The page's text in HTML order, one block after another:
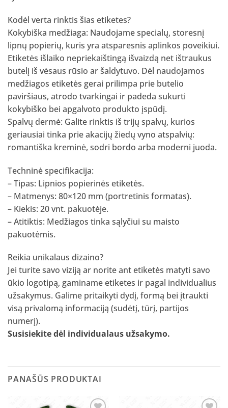
Kodėl verta rinktis šias etiketes?
Kokybiška medžiaga: Naudojame specialų, storesnį
lipnų popierių, kuris yra atsparesnis aplinkos poveikiui.
Etiketės išlaiko nepriekaištingą išvaizdą net ištraukus
butelį iš vėsaus rūsio ar šaldytuvo. Dėl naudojamos
medžiagos etiketės gerai prilimpa prie butelio
paviršiaus, atrodo tvarkingai ir padeda sukurti
kokybiško bei apgalvoto produkto įspūdį.
Spalvų dermė: Galite rinktis iš trijų spalvų, kurios
geriausiai tinka prie akacijų žiedų vyno atspalvių:
romantiška kreminė, sodri bordo arba moderni juoda.
Techninė specifikacija:
– Tipas: Lipnios popierinės etiketės.
– Matmenys: 80×120 mm (portretinis formatas).
– Kiekis: 20 vnt. pakuotėje.
– Atitiktis: Medžiagos tinka sąlyčiui su maisto
pakuotėmis.
Reikia unikalaus dizaino?
Jei turite savo viziją ar norite ant etiketės matyti savo
ūkio logotipą, gaminame etiketes ir pagal individualius
užsakymus. Galime pritaikyti dydį, formą bei įtraukti
visą privalomą informaciją (sudėtį, tūrį, partijos
numerį).
Susisiekite dėl individualaus užsakymo.
PANAŠŪS PRODUKTAI